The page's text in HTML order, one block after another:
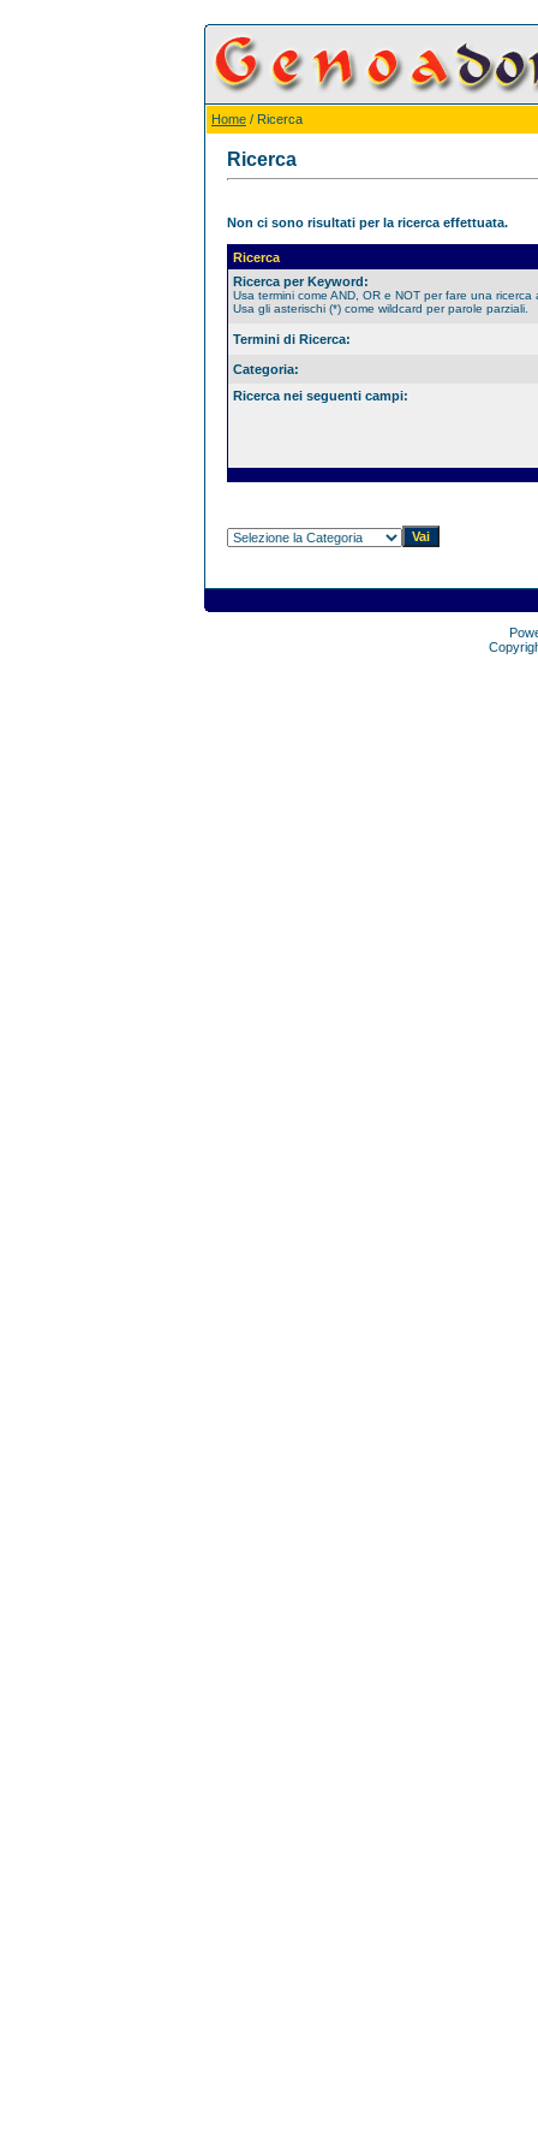
Home / Ricerca
Ricerca
Non ci sono risultati per la ricerca effettuata.
Ricerca
Ricerca per Keyword:
Usa termini come AND, OR e NOT per fare una ricerca
Usa gli asterischi (*) come wildcard per parole parziali.
Termini di Ricerca:
Categoria:
Ricerca nei seguenti campi: